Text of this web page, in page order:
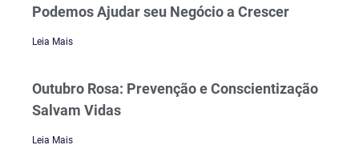
Podemos Ajudar seu Negócio a Crescer
Leia Mais
Outubro Rosa: Prevenção e Conscientização
Salvam Vidas
Leia Mais